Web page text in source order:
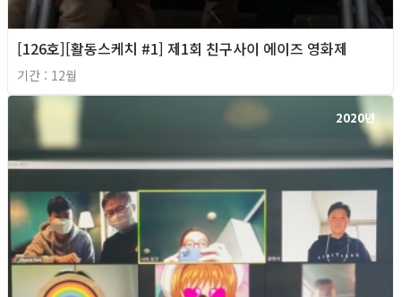
[126호][활동스케치 #1] 제1회 친구사이 에이즈 영화제
기간 : 12월
2020년